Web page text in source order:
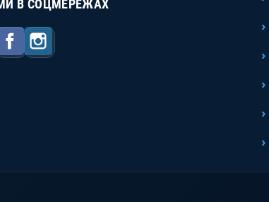
В СОЦМЕРЕЖАХ
Facebook